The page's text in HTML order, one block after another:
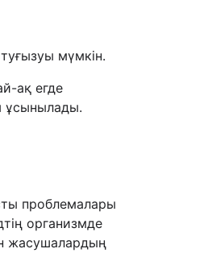
мүмкін.
ақ егде
ұсынылады.
проблемалары
организмде
жасушалардың